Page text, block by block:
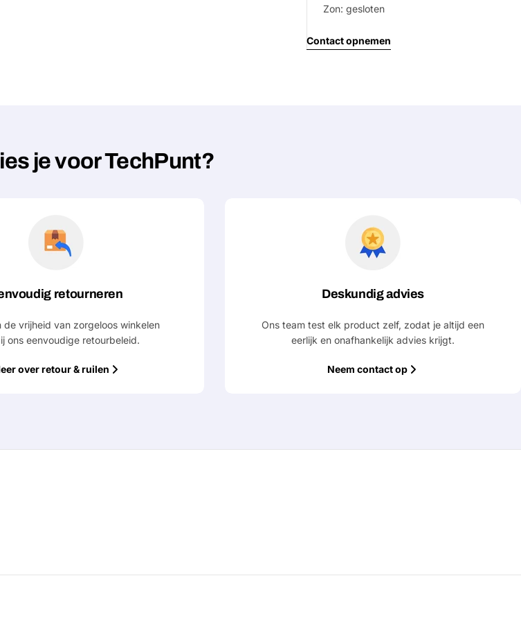
Zon: gesloten
Contact opnemen
je voor TechPunt?
retourneren
de vrijheid van zorgeloos winkelen
ons eenvoudige retourbeleid.
over retour & ruilen
Deskundig advies
Ons team test elk product zelf, zodat je altijd een
eerlijk en onafhankelijk advies krijgt.
Neem contact op